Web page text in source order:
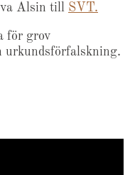
Alsin till SVT.
för grov
urkundsförfalskning.